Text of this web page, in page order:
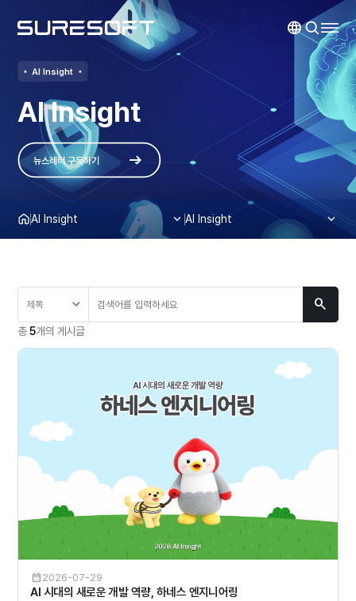
AI Insight
AI Insight
뉴스레터 구독하기
AI Insight AI Insight
총5개의 게시글
2026-07-29
AI 시대의 새로운 개발 역량, 하네스 엔지니어링